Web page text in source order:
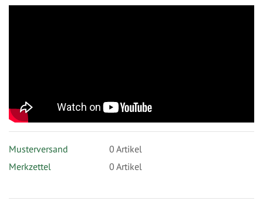
Musterversand 0 Artikel
Merkzettel
0 Artikel